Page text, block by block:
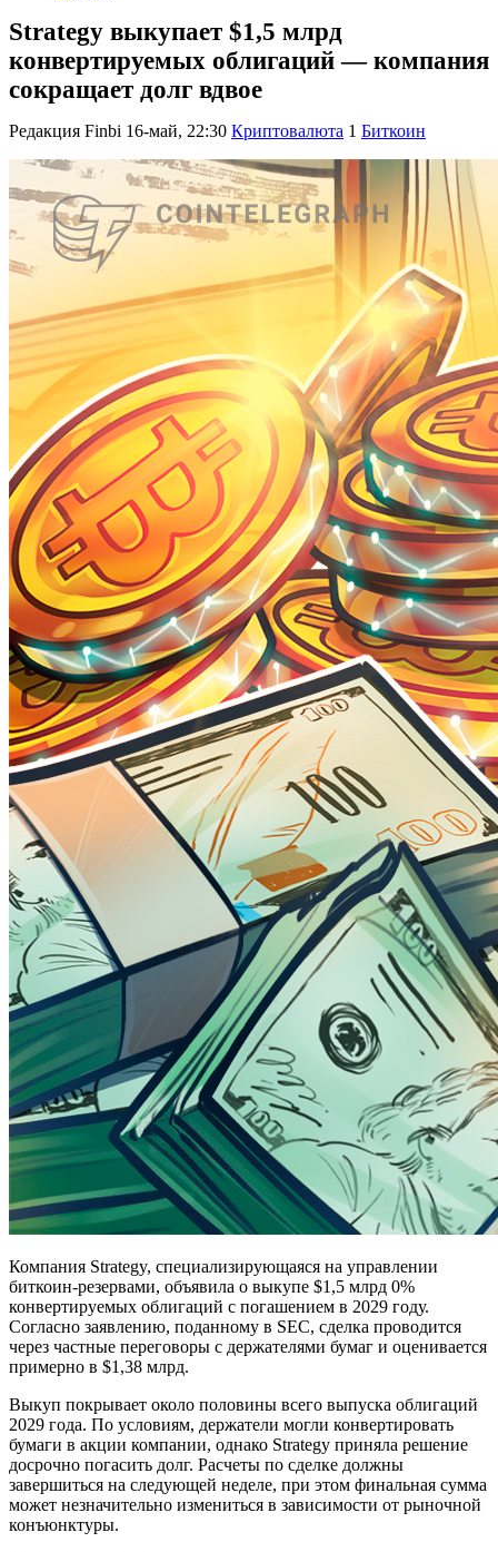
Strategy выкупает $1,5 млрд
конвертируемых облигаций — компания
сокращает долг вдвое
Редакция Finbi 16-май, 22:30 Криптовалюта 1 Биткоин
Компания Strategy, специализирующаяся на управлении
биткоин-резервами, объявила о выкупе $1,5 млрд 0%
конвертируемых облигаций с погашением в 2029 году.
Согласно заявлению, поданному в SEC, сделка проводится
через частные переговоры с держателями бумаг и оценивается
примерно в $1,38 млрд.
Выкуп покрывает около половины всего выпуска облигаций
2029 года. По условиям, держатели могли конвертировать
бумаги в акции компании, однако Strategy приняла решение
досрочно погасить долг. Расчеты по сделке должны
завершиться на следующей неделе, при этом финальная сумма
может незначительно измениться в зависимости от рыночной
конъюнктуры.